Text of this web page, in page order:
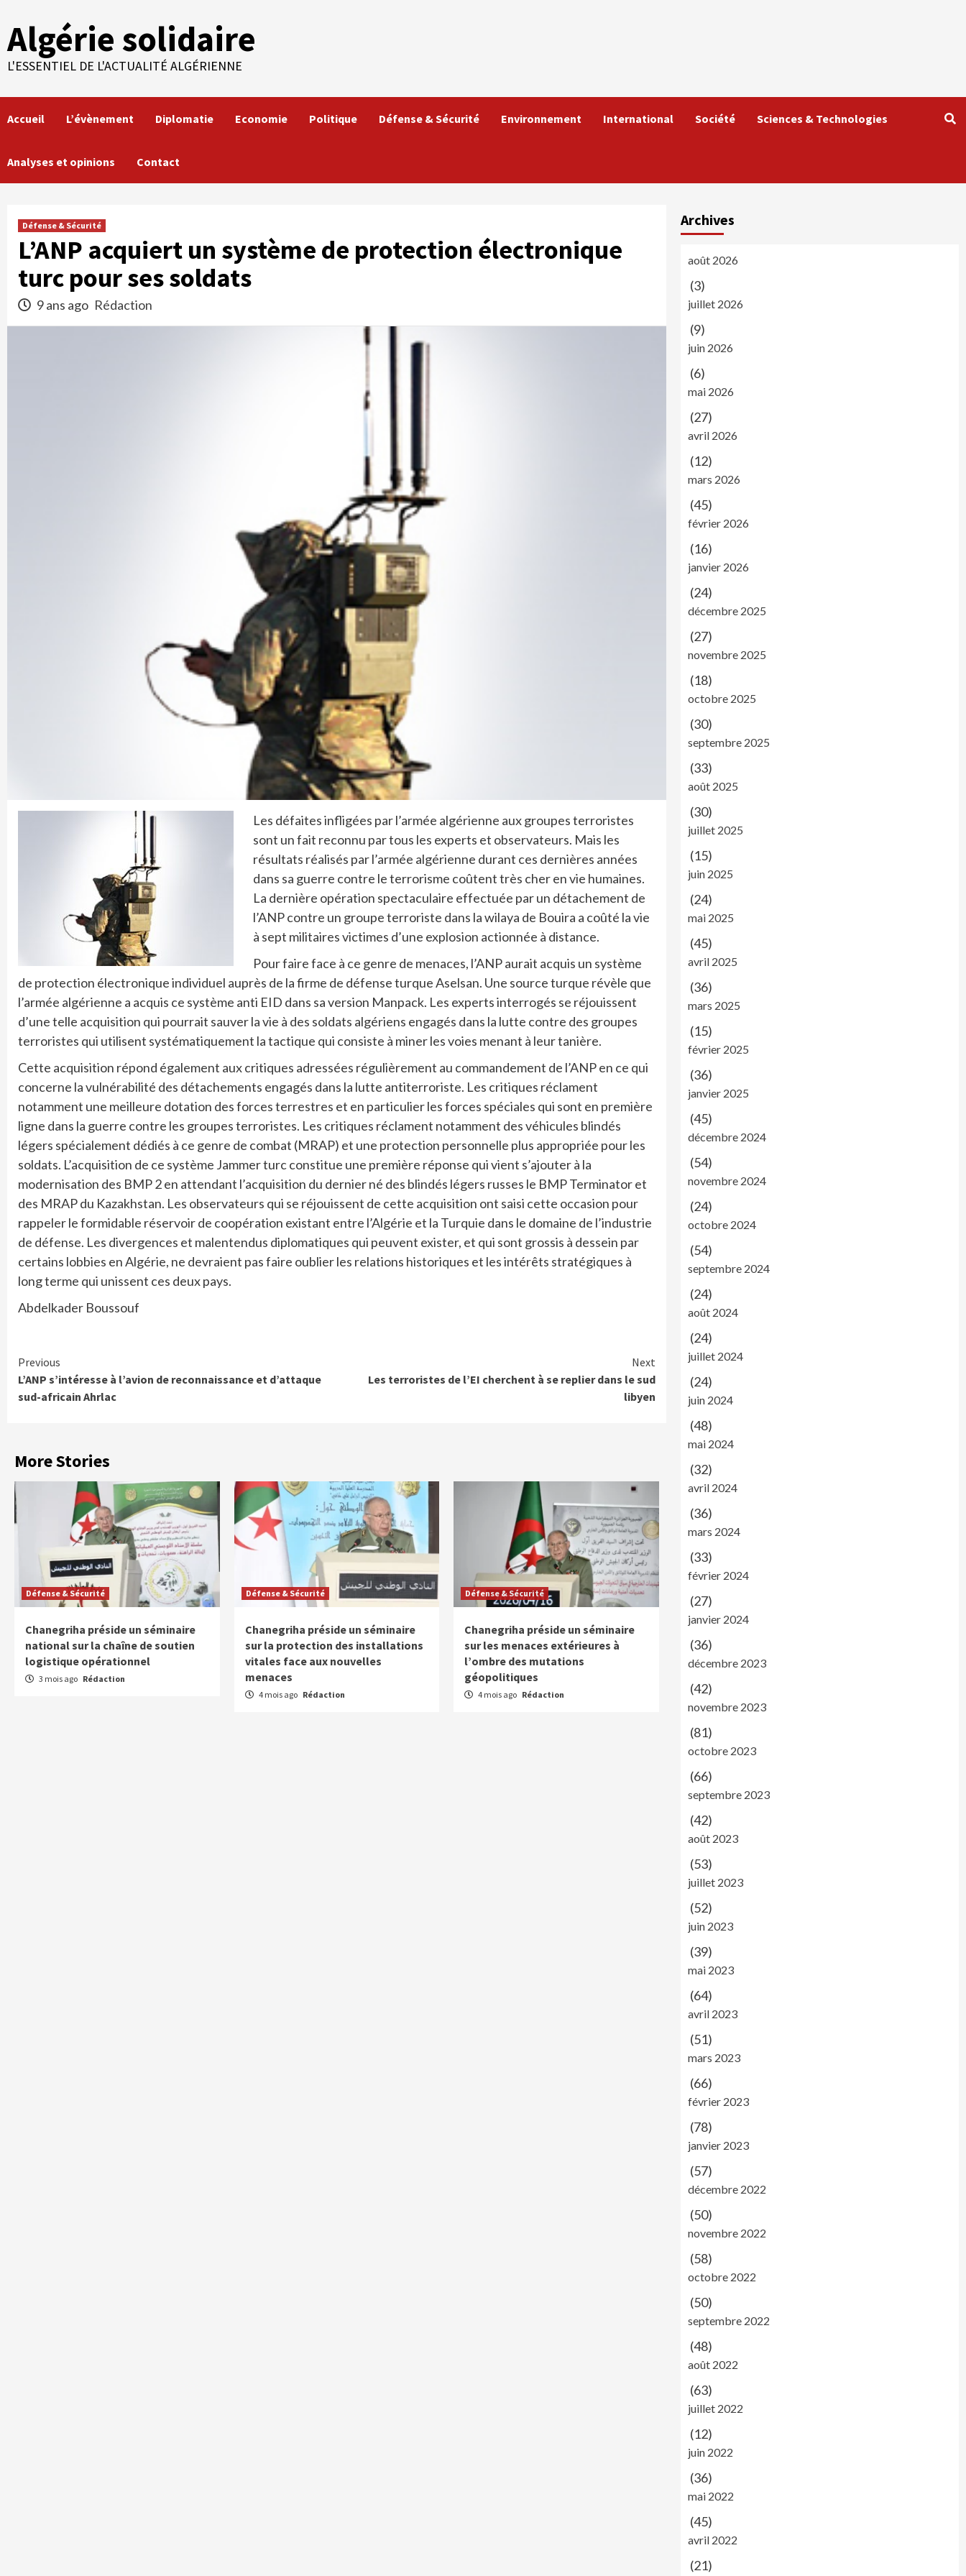
content
Algérie solidaire
L'ESSENTIEL DE L'ACTUALITÉ ALGÉRIENNE
Accueil L’évènement Diplomatie Economie Politique Défense & Sécurité Environnement International Société Sciences & Technologies
Analyses et opinions Contact
Défense & Sécurité
L’ANP acquiert un système de protection électronique
turc pour ses soldats
9 ans ago Rédaction
Les défaites infligées par l’armée algérienne aux groupes terroristes
sont un fait reconnu par tous les experts et observateurs. Mais les
résultats réalisés par l’armée algérienne durant ces dernières années
dans sa guerre contre le terrorisme coûtent très cher en vie humaines.
La dernière opération spectaculaire effectuée par un détachement de
l’ANP contre un groupe terroriste dans la wilaya de Bouira a coûté la vie
à sept militaires victimes d’une explosion actionnée à distance.
Pour faire face à ce genre de menaces, l’ANP aurait acquis un système
de protection électronique individuel auprès de la firme de défense turque Aselsan. Une source turque révèle que
l’armée algérienne a acquis ce système anti EID dans sa version Manpack. Les experts interrogés se réjouissent
d’une telle acquisition qui pourrait sauver la vie à des soldats algériens engagés dans la lutte contre des groupes
terroristes qui utilisent systématiquement la tactique qui consiste à miner les voies menant à leur tanière.
Cette acquisition répond également aux critiques adressées régulièrement au commandement de l’ANP en ce qui
concerne la vulnérabilité des détachements engagés dans la lutte antiterroriste. Les critiques réclament
notamment une meilleure dotation des forces terrestres et en particulier les forces spéciales qui sont en première
ligne dans la guerre contre les groupes terroristes. Les critiques réclament notamment des véhicules blindés
légers spécialement dédiés à ce genre de combat (MRAP) et une protection personnelle plus appropriée pour les
soldats. L’acquisition de ce système Jammer turc constitue une première réponse qui vient s’ajouter à la
modernisation des BMP 2 en attendant l’acquisition du dernier né des blindés légers russes le BMP Terminator et
des MRAP du Kazakhstan. Les observateurs qui se réjouissent de cette acquisition ont saisi cette occasion pour
rappeler le formidable réservoir de coopération existant entre l’Algérie et la Turquie dans le domaine de l’industrie
de défense. Les divergences et malentendus diplomatiques qui peuvent exister, et qui sont grossis à dessein par
certains lobbies en Algérie, ne devraient pas faire oublier les relations historiques et les intérêts stratégiques à
long terme qui unissent ces deux pays.
Abdelkader Boussouf
Continue
Reading
Previous
L’ANP s’intéresse à l’avion de reconnaissance et d’attaque
sud-africain Ahrlac
Next
Les terroristes de l’EI cherchent à se replier dans le sud
libyen
More Stories
Défense & Sécurité
Chanegriha préside un séminaire
national sur la chaîne de soutien
logistique opérationnel
3 mois ago Rédaction
Défense & Sécurité
Chanegriha préside un séminaire
sur la protection des installations
vitales face aux nouvelles
menaces
4 mois ago Rédaction
Défense & Sécurité
Chanegriha préside un séminaire
sur les menaces extérieures à
l’ombre des mutations
géopolitiques
4 mois ago Rédaction
Archives
août 2026
(3)
juillet 2026
(9)
juin 2026
(6)
mai 2026
(27)
avril 2026
(12)
mars 2026
(45)
février 2026
(16)
janvier 2026
(24)
décembre 2025
(27)
novembre 2025
(18)
octobre 2025
(30)
septembre 2025
(33)
août 2025
(30)
juillet 2025
(15)
juin 2025
(24)
mai 2025
(45)
avril 2025
(36)
mars 2025
(15)
février 2025
(36)
janvier 2025
(45)
décembre 2024
(54)
novembre 2024
(24)
octobre 2024
(54)
septembre 2024
(24)
août 2024
(24)
juillet 2024
(24)
juin 2024
(48)
mai 2024
(32)
avril 2024
(36)
mars 2024
(33)
février 2024
(27)
janvier 2024
(36)
décembre 2023
(42)
novembre 2023
(81)
octobre 2023
(66)
septembre 2023
(42)
août 2023
(53)
juillet 2023
(52)
juin 2023
(39)
mai 2023
(64)
avril 2023
(51)
mars 2023
(66)
février 2023
(78)
janvier 2023
(57)
décembre 2022
(50)
novembre 2022
(58)
octobre 2022
(50)
septembre 2022
(48)
août 2022
(63)
juillet 2022
(12)
juin 2022
(36)
mai 2022
(45)
avril 2022
(21)